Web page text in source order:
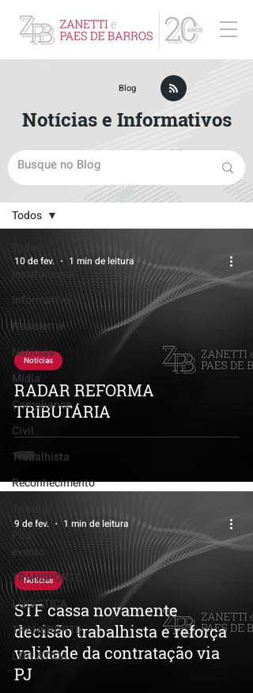
Blog
Institucional
Informativo
Newsletter
Notícias
Mídia
Compliance
Civil
Trabalhista
Reconhecimento
Pós-
evento
TRANSPORTE
LOGISTICA
TRANSPORTE
LOGISTICA
Todos
RADAR REFORMA
TRIBUTÁRIA
Notícias
10 de fev. 1 min de leitura
STF cassa novamente
decisão trabalhista e reforça
validade da contratação via
PJ
Notícias
9 de fev. 1 min de leitura
Blog
Notícias e Informativos